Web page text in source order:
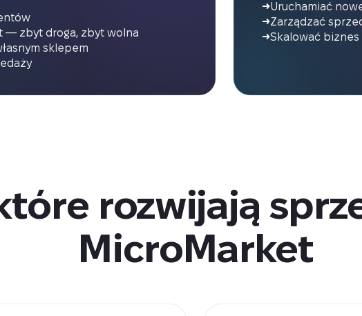
— zbyt droga, zbyt wolna
sklepem
Uruchamiać
Zarządzać
Skalować
rozwijają
MicroMarket